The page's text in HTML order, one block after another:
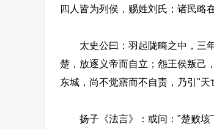
四人皆为列侯，赐姓刘氏；诸民略
太史公曰：羽起陇畮之中，三年
楚，放逐义帝而自立；怨王侯叛己
东城，尚不觉寤而不自责，乃引"天
扬子《法言》：或问："楚败垓